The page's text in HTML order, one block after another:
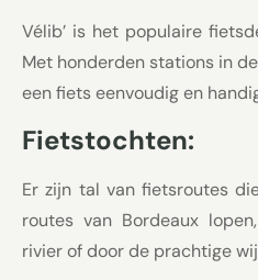
Vélib’ is het populaire
Met honderden stations in
een fiets eenvoudig en
Fietstochten:
Er zijn tal van fietsroutes
routes van Bordeaux
rivier of door de prachtige